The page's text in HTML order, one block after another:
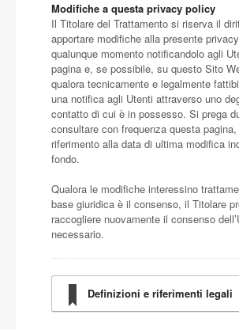
Modifiche a questa privacy policy
Il Titolare del Trattamento si riserva il
apportare modifiche alla presente
qualunque momento notificandolo agli
pagina e, se possibile, su questo Sito
qualora tecnicamente e legalmente
una notifica agli Utenti attraverso uno
contatto di cui è in possesso. Si prega
consultare con frequenza questa
riferimento alla data di ultima modifica
fondo.
Qualora le modifiche interessino
base giuridica è il consenso, il Titolare
raccogliere nuovamente il consenso
necessario.
Definizioni e riferimenti legali